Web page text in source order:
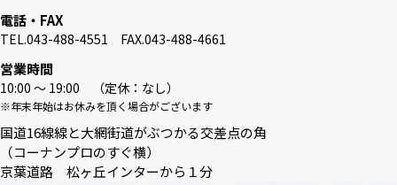
電話・FAX
TEL.043-488-4551 FAX.043-488-4661
営業時間
10:00 〜 19:00 （定休：なし）
※年末年始はお休みを頂く場合がございます
国道16線線と大網街道がぶつかる交差点の角
（コーナンプロのすぐ横）
京葉道路 松ヶ丘インターから１分